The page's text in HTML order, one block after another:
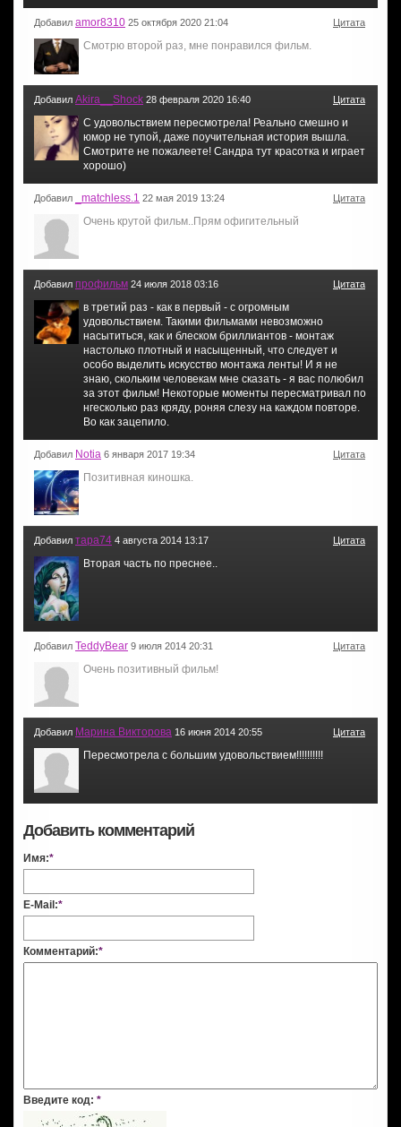
Добавил amor8310 25 октября 2020 21:04 Цитата
Смотрю второй раз, мне понравился фильм.
Добавил Akira__Shock 28 февраля 2020 16:40 Цитата
С удовольствием пересмотрела! Реально смешно и
юмор не тупой, даже поучительная история вышла.
Смотрите не пожалеете! Сандра тут красотка и играет
хорошо)
Добавил _matchless.1 22 мая 2019 13:24 Цитата
Очень крутой фильм..Прям офигительный
Добавил профильм 24 июля 2018 03:16 Цитата
в третий раз - как в первый - с огромным
удовольствием. Такими фильмами невозможно
насытиться, как и блеском бриллиантов - монтаж
настолько плотный и насыщенный, что следует и
особо выделить искусство монтажа ленты! И я не
знаю, скольким человекам мне сказать - я вас полюбил
за этот фильм! Некоторые моменты пересматривал по
нгесколько раз кряду, роняя слезу на каждом повторе.
Во как зацепило.
Добавил Notia 6 января 2017 19:34 Цитата
Позитивная киношка.
Добавил тара74 4 августа 2014 13:17 Цитата
Вторая часть по преснее..
Добавил TeddyBear 9 июля 2014 20:31 Цитата
Очень позитивный фильм!
Добавил Марина Викторова 16 июня 2014 20:55 Цитата
Пересмотрела с большим удовольствием!!!!!!!!!!
Добавить комментарий
Имя:*
E-Mail:*
Комментарий:*
Введите код: *